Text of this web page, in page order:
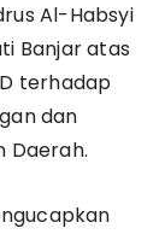
Al-Habsyi
Banjar atas
terhadap
dan
Daerah.